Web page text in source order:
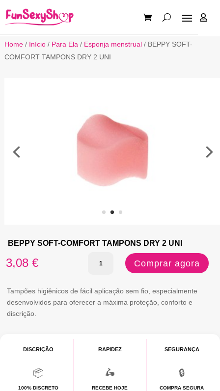

Home/ Início/ Para Ela / Esponja menstrual/ BEPPY SOFT-
COMFORT TAMPONS DRY 2 UNI
BEPPY SOFT-COMFORT TAMPONS DRY 2 UNI
3,08 €
Quantidade
BEPPY
SOFT-
DRY
UNI
Comprar agora
Tampões higiênicos de fácil aplicação sem fio, especialmente
desenvolvidos para oferecer a máxima proteção, conforto e
discrição.
DISCRIÇÃO
📦
100% DISCRETO
RAPIDEZ
🛵
RECEBE HOJE
SEGURANÇA
🔒
COMPRA SEGURA